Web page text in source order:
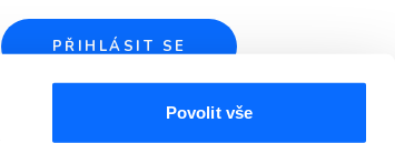
Povolit vše
PŘIHLÁSIT SE